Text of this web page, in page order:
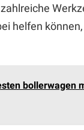
helfen
bollerwagen